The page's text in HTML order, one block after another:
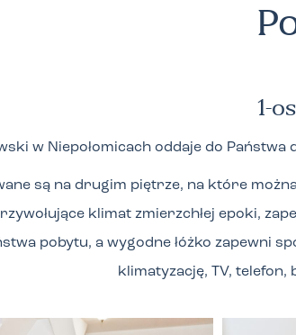
1-
w Niepołomicach oddaje do
są na drugim piętrze, na które
klimat zmierzchłej epoki,
pobytu, a wygodne łóżko zapewni
klimatyzację, TV,